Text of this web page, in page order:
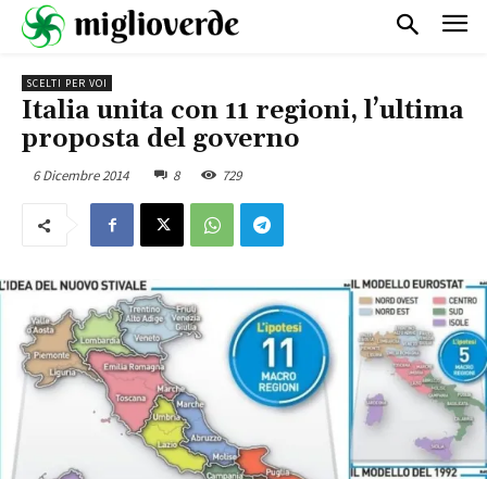
SCELTI PER VOI
Italia unita con 11 regioni, l’ultima
proposta del governo
6 Dicembre 2014 8 729